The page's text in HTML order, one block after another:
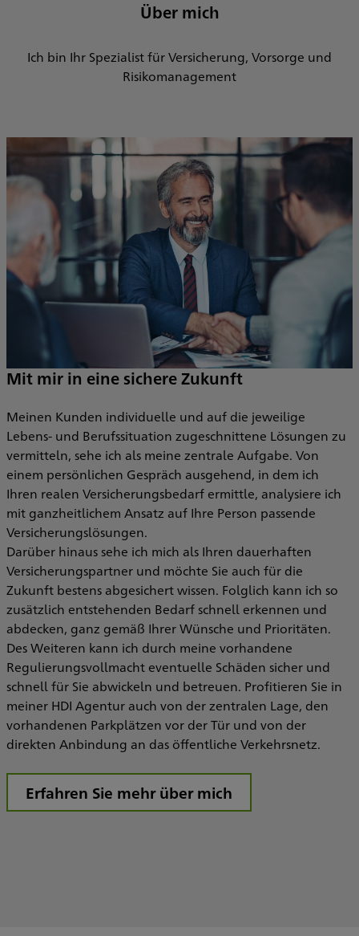
Über mich
Ich bin Ihr Spezialist für Versicherung, Vorsorge und
Risikomanagement
Mit mir in eine sichere Zukunft
Meinen Kunden individuelle und auf die jeweilige
Lebens- und Berufssituation zugeschnittene Lösungen zu
vermitteln, sehe ich als meine zentrale Aufgabe. Von
einem persönlichen Gespräch ausgehend, in dem ich
Ihren realen Versicherungsbedarf ermittle, analysiere ich
mit ganzheitlichem Ansatz auf Ihre Person passende
Versicherungslösungen.
Darüber hinaus sehe ich mich als Ihren dauerhaften
Versicherungspartner und möchte Sie auch für die
Zukunft bestens abgesichert wissen. Folglich kann ich so
zusätzlich entstehenden Bedarf schnell erkennen und
abdecken, ganz gemäß Ihrer Wünsche und Prioritäten.
Des Weiteren kann ich durch meine vorhandene
Regulierungsvollmacht eventuelle Schäden sicher und
schnell für Sie abwickeln und betreuen. Profitieren Sie in
meiner HDI Agentur auch von der zentralen Lage, den
vorhandenen Parkplätzen vor der Tür und von der
direkten Anbindung an das öffentliche Verkehrsnetz.
Erfahren Sie mehr über mich